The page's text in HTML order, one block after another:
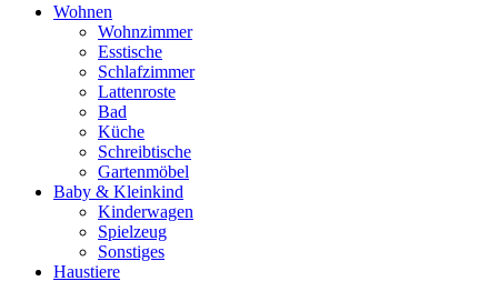
Wohnen
Wohnzimmer
Esstische
Schlafzimmer
Lattenroste
Bad
Küche
Schreibtische
Gartenmöbel
Baby & Kleinkind
Kinderwagen
Spielzeug
Sonstiges
Haustiere